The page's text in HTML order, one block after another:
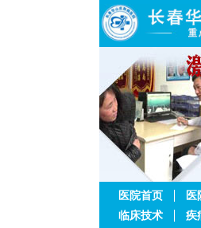
医院首页 医
临床技术
疾